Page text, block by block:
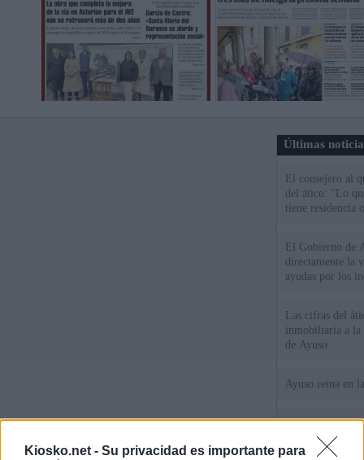
Kiosko.net - Su privacidad es importante para
Últimas
El consejero al
del ático: "Lo
tiene residencia
El Gobierno de
directamente la
ayudas por los
Las cifras del
inmobiliaria a la
de Ayuso
Ayuso reina en
El juez propone
la filtración de
jefa" Ayuso